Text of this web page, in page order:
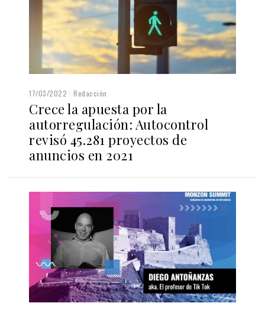
17/03/2022 Redacción
Crece la apuesta por la
autorregulación: Autocontrol
revisó 45.281 proyectos de
anuncios en 2021